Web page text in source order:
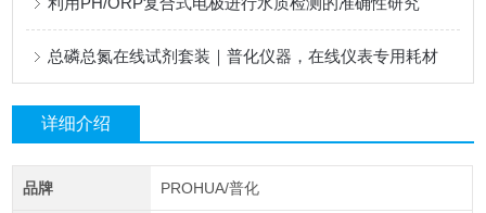
总磷总氮在线试剂套装｜普化仪器，在线仪表专用耗材
详细介绍
品牌 PROHUA/普化